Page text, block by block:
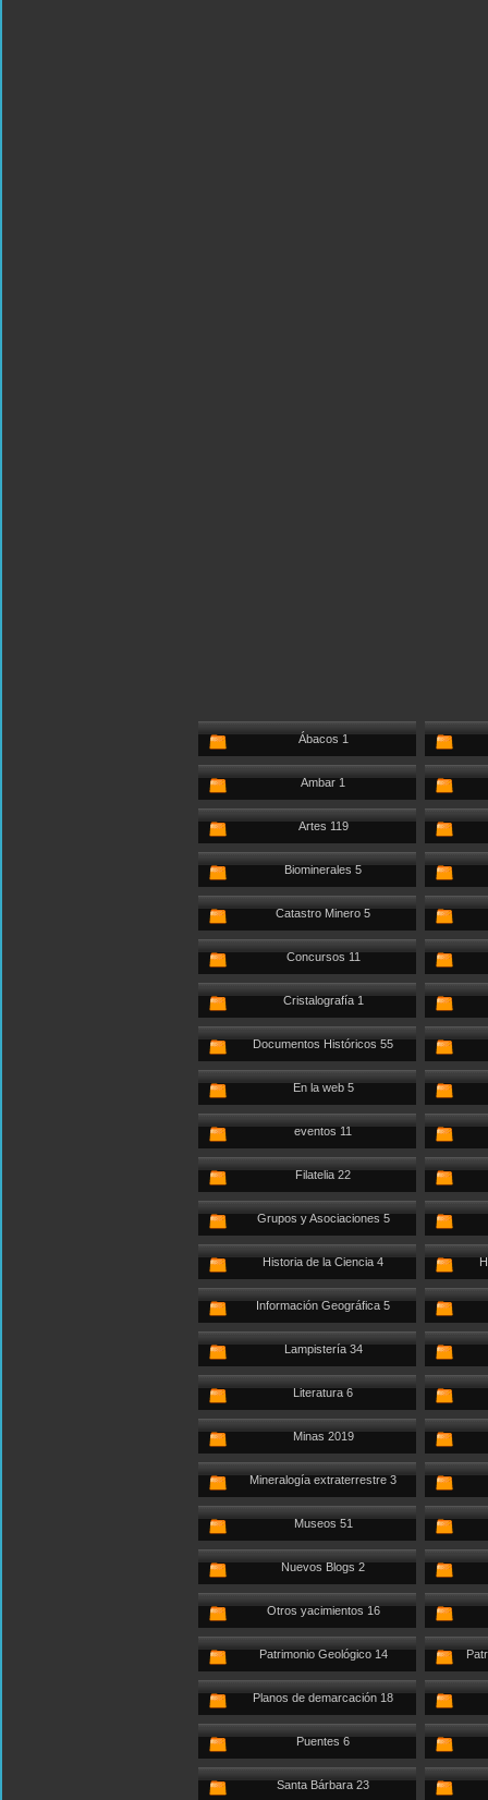
Ábacos 1
Ambar 1
Artes 119
Biominerales 5
Catastro Minero 5
Concursos 11
Cristalografía 1
Documentos Históricos 55
En la web 5
eventos 11
Filatelia 22
Grupos y Asociaciones 5
Historia de la Ciencia 4
Información Geográfica 5
Lampistería 34
Literatura 6
Minas 2019
Mineralogía extraterrestre 3
Museos 51
Nuevos Blogs 2
Otros yacimientos 16
Patrimonio Geológico 14
Planos de demarcación 18
Puentes 6
Santa Bárbara 23